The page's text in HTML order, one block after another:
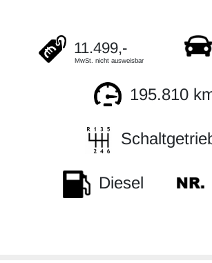
11.499,-
MwSt. nicht ausweisbar
195.810
Diesel